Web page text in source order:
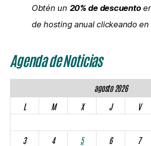
Obtén un 20% de descuento
de hosting anual clickeando en
Agenda de Noticias
agosto 2026
L
M X J V
3
4 5 6 7